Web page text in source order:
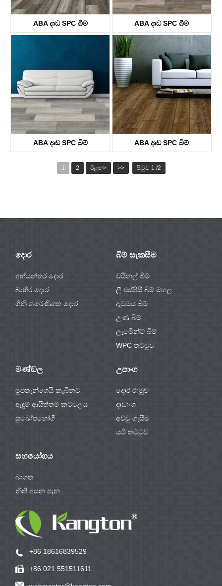
ABA දෘඩ SPC බිම් ABA දෘඩ SPC බිම්
KTV8031
ABA දෘඩ SPC බිම් ABA දෘඩ SPC බිම්
1 2 ඊළඟ> >> පිටුව 1 /2
දොර
අභ්යන්තර දොර
බාහිර දොර
ගිනි ශ්රේණිගත දොර
බිම් සැකසීම
වයිනල් බිම්
ලී එස්පීසී බිම් මහල
දැවමය බිම්
උණ බිම්
ලැමිෙන්ට් බිම්
WPC තට්ටුව
මණ්ඩල
මුළුතැන්ගෙයි කැබිනට්
ඇඳුම් ආයිත්තම් කට්ටලය
සුඛෝපභෝගී
උපාංග
දොර රාමුව
දෘඩාංග
අච්චු ගැසීම
යටි තට්ටුව
සහයෝගය
බාගත
නිති අසන පැන
+86 18616839529
+86 021 551511611